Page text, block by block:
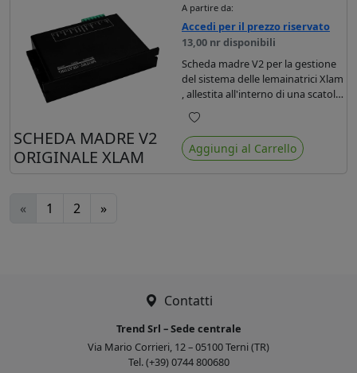
SCHEDA MADRE V2
ORIGINALE XLAM
A partire da:
Accedi per il prezzo riservato
13,00 nr disponibili
Scheda madre V2 per la gestione
del sistema delle lemainatrici Xlam
, allestita all'interno di una scatola
di alluminio.
Preferiti
Aggiungi al Carrello
« 1 2 »
Contatti
Trend Srl – Sede centrale
Via Mario Corrieri, 12 – 05100 Terni (TR)
Tel. (+39) 0744 800680